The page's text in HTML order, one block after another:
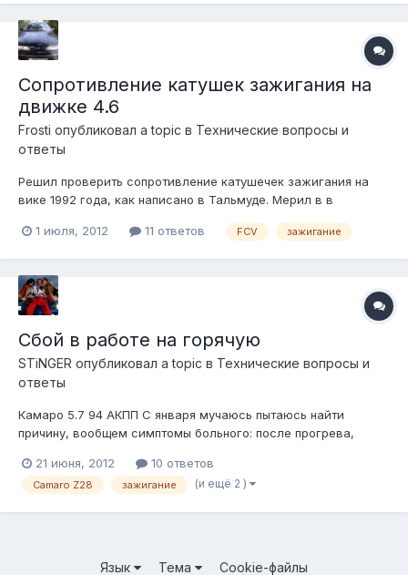
Сопротивление катушек зажигания на
движке 4.6
Frosti опубликовал a topic в Технические вопросы и
ответы
Решил проверить сопротивление катушечек зажигания на
вике 1992 года, как написано в Тальмуде. Мерил в в
1.2 Ома, между дальними 1.6-1.8. В Тальмуде не совсем ясно,
Ома. Также мерил в раз...
1 июля, 2012 11 ответов FCV зажигание
Сбой в работе на горячую
STiNGER опубликовал a topic в Технические вопросы и
ответы
Камаро 5.7 94 АКПП С января мучаюсь пытаюсь найти
причину, вообщем симптомы больного: после прогрева,
зажигании на отметке 3000 оборотов (как будто отсечка и
прострелы в выхлоп), через несколько минут "отсечка" 2500,
21 июня, 2012 10 ответов
Camaro Z28 зажигание (и ещё 2 )
Язык Тема Cookie-файлы